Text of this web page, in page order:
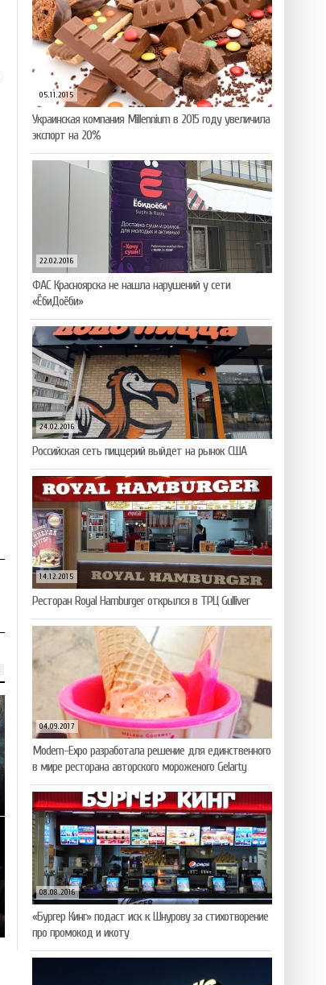
05.11.2015
Украинская компания Millennium в 2015 году увеличила
экспорт на 20%
22.02.2016
ФАС Красноярска не нашла нарушений у сети
«ЁбиДоёби»
24.02.2016
Российская сеть пиццерий выйдет на рынок США
14.12.2015
Ресторан Royal Hamburger открылся в ТРЦ Gulliver
04.09.2017
Modern-Expo разработала решение для единственного
в мире ресторана авторского мороженого Gelarty
08.08.2016
«Бургер Кинг» подаст иск к Шнурову за стихотворение
про промокод и икоту